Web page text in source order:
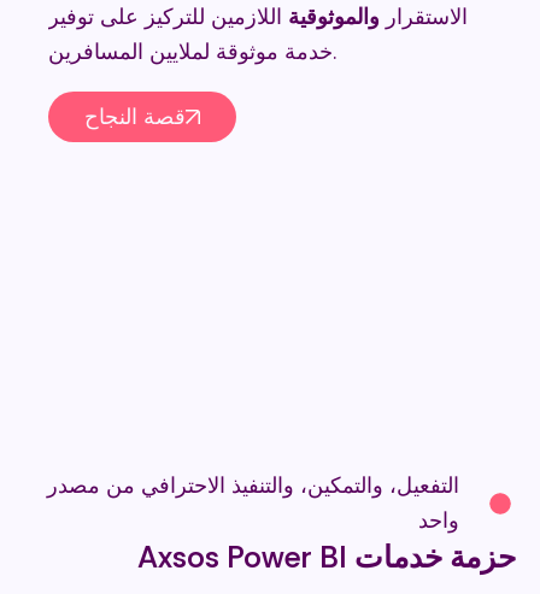
الاستقرار والموثوقية اللازمين للتركيز على توفير
خدمة موثوقة لملايين المسافرين.
قصة النجاح
التفعيل، والتمكين، والتنفيذ الاحترافي من مصدر
واحد
حزمة خدمات Axsos Power BI